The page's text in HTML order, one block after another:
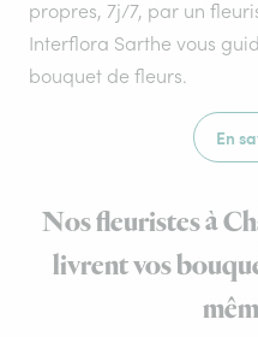
propres, 7j/7, par un
Interflora Sarthe vous
bouquet de fleurs.
En
Nos fleuristes à
livrent vos